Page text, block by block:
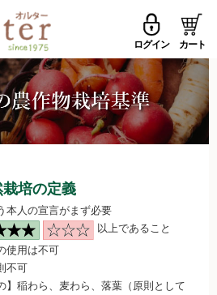
ログイン カート
アドレスを保存する
を忘れた方はこちら
ものカテゴリ
培の定義
本人の宣言がまず必要
以上であること
使用は不可
不可
】稲わら、麦わら、落葉（原則として